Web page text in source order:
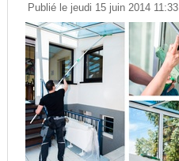
Publié le jeudi 15 juin 2014 11:33